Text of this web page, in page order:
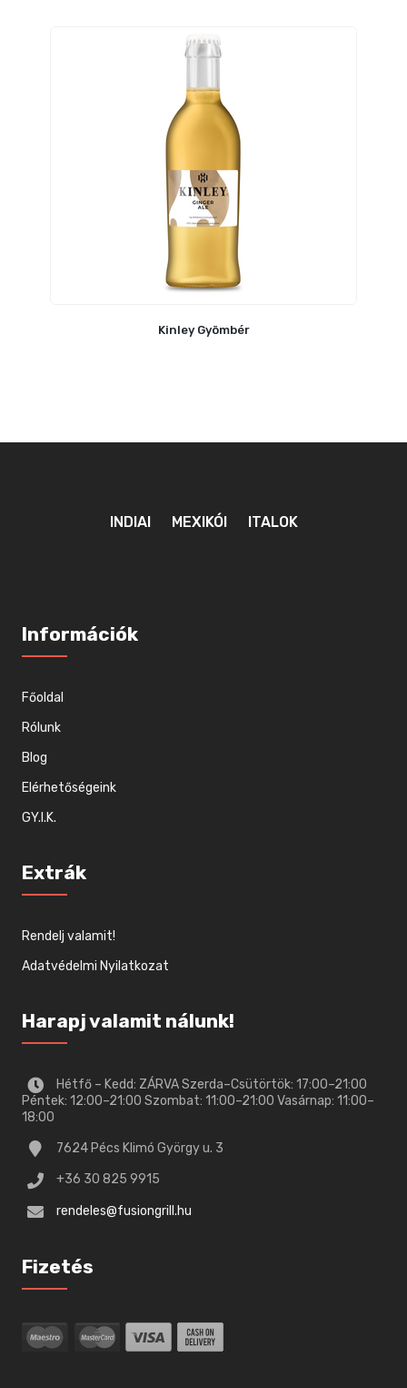
Kinley Gyömbér
INDIAI MEXIKÓI ITALOK
Információk
Főoldal
Rólunk
Blog
Elérhetőségeink
GY.I.K.
Extrák
Rendelj valamit!
Adatvédelmi Nyilatkozat
Harapj valamit nálunk!
Hétfő – Kedd: ZÁRVA Szerda–Csütörtök: 17:00–21:00
Péntek: 12:00–21:00 Szombat: 11:00–21:00 Vasárnap: 11:00–
18:00
7624 Pécs Klimó György u. 3
+36 30 825 9915
rendeles@fusiongrill.hu
Fizetés